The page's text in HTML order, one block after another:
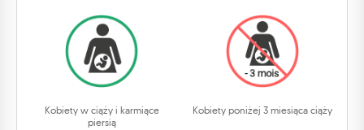
Kobiety w ciąży i karmiące
piersią
Kobiety poniżej 3 miesiąca ciąży